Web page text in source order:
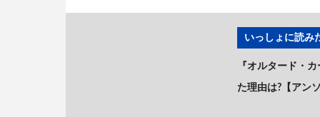
いっしょに読み
『オルタード・
た理由は?【アン